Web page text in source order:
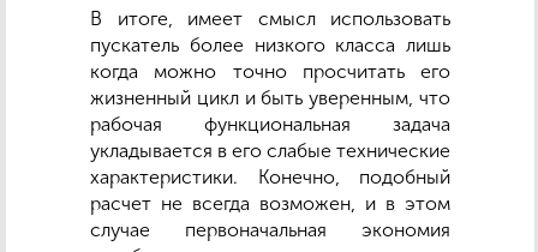
В итоге, имеет смысл использовать
пускатель более низкого класса лишь
когда можно точно просчитать его
жизненный цикл и быть уверенным, что
рабочая функциональная задача
укладывается в его слабые технические
характеристики. Конечно, подобный
расчет не всегда возможен, и в этом
случае первоначальная экономия